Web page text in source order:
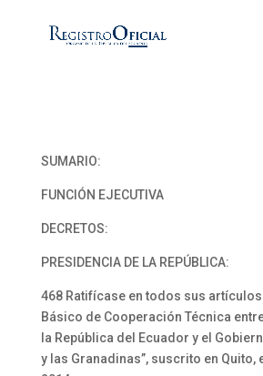
SUMARIO:
FUNCIÓN EJECUTIVA
DECRETOS:
PRESIDENCIA DE LA REPÚBLICA:
468 Ratifícase en todos sus artículos
Básico de Cooperación Técnica
la República del Ecuador y el
y las Granadinas”, suscrito en Quito,